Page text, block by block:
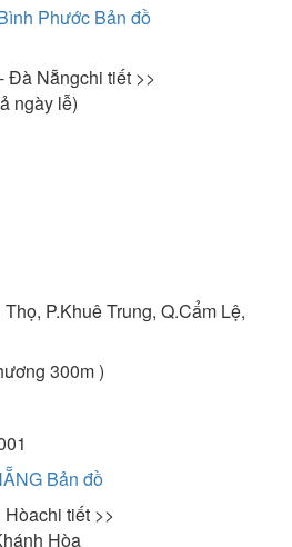
Phước Bản đồ
Đà Nẵngchi tiết >>
ngày lễ)
P.Khuê Trung, Q.Cẩm Lệ,
300m )
Bản đồ
Hòachi tiết >>
Hòa